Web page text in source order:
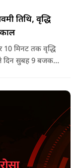
तिथि, वृद्धि
मिनट तक वृद्धि
दिन सुबह 9 बजकर